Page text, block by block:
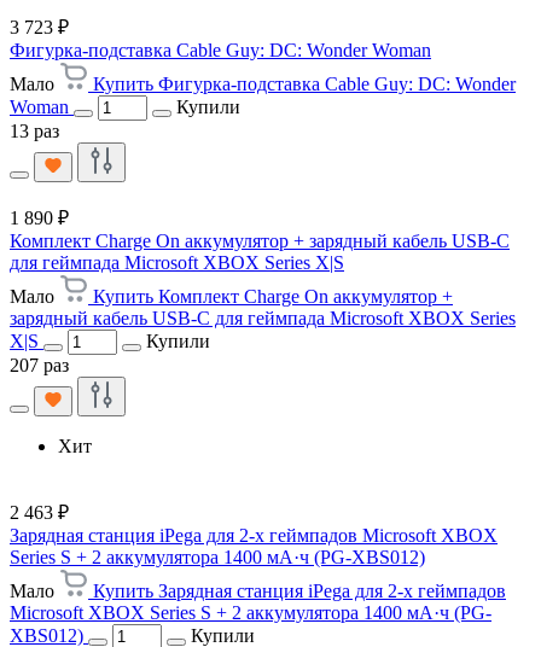
3 723 ₽
Фигурка-подставка Cable Guy: DC: Wonder Woman
Мало
Купить Фигурка-подставка Cable Guy: DC: Wonder
Woman
Купили
13 раз
1 890 ₽
Комплект Charge On аккумулятор + зарядный кабель USB-C
для геймпада Microsoft XBOX Series X|S
Мало
Купить Комплект Charge On аккумулятор +
зарядный кабель USB-C для геймпада Microsoft XBOX Series
X|S
Купили
207 раз
Хит
2 463 ₽
Зарядная станция iPega для 2-х геймпадов Microsoft XBOX
Series S + 2 аккумулятора 1400 мА·ч (PG-XBS012)
Мало
Купить Зарядная станция iPega для 2-х геймпадов
Microsoft XBOX Series S + 2 аккумулятора 1400 мА·ч (PG-
XBS012)
Купили